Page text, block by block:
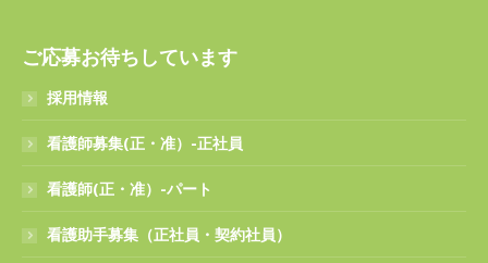
ご応募お待ちしています
採用情報
看護師募集(正・准）-正社員
看護師(正・准）-パート
看護助手募集（正社員・契約社員）